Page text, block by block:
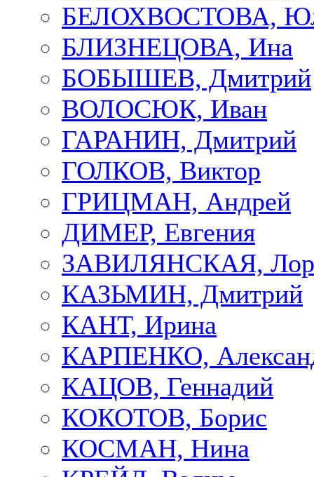
БЕЛОХВОСТОВА,
БЛИЗНЕЦОВА, Ина
БОБЫШЕВ, Дмитрий
ВОЛОСЮК, Иван
ГАРАНИН, Дмитрий
ГОЛКОВ, Виктор
ГРИЦМАН, Андрей
ДИМЕР, Евгения
ЗАВИЛЯНСКАЯ,
КАЗЬМИН, Дмитрий
КАНТ, Ирина
КАРПЕНКО,
КАЦОВ, Геннадий
КОКОТОВ, Борис
КОСМАН, Нина